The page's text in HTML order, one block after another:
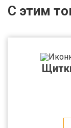
С этим